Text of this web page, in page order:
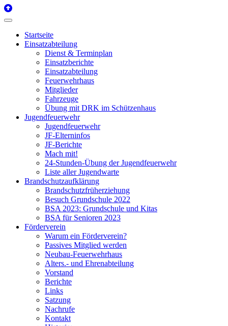
Startseite
Einsatzabteilung
Dienst & Terminplan
Einsatzberichte
Einsatzabteilung
Feuerwehrhaus
Mitglieder
Fahrzeuge
Übung mit DRK im Schützenhaus
Jugendfeuerwehr
Jugendfeuerwehr
JF-Elterninfos
JF-Berichte
Mach mit!
24-Stunden-Übung der Jugendfeuerwehr
Liste aller Jugendwarte
Brandschutzaufklärung
Brandschutzfrüherziehung
Besuch Grundschule 2022
BSA 2023: Grundschule und Kitas
BSA für Senioren 2023
Förderverein
Warum ein Förderverein?
Passives Mitglied werden
Neubau-Feuerwehrhaus
Alters.- und Ehrenabteilung
Vorstand
Berichte
Links
Satzung
Nachrufe
Kontakt